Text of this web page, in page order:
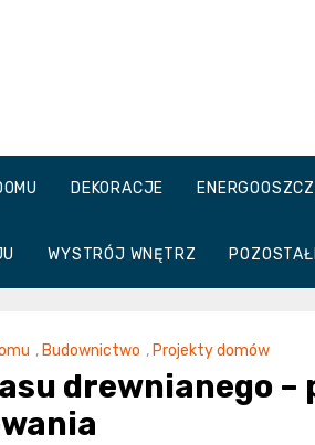
DEKORACJE
WYSTRÓJ WNĘTRZ
, Budownictwo , Projekty domów
drewnianego –